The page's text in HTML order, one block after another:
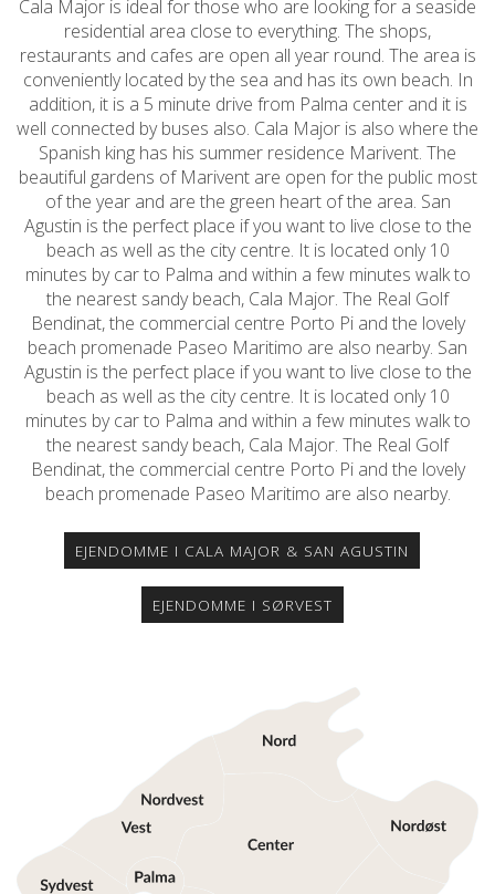
Cala Major is ideal for those who are looking for a seaside
residential area close to everything. The shops,
restaurants and cafes are open all year round. The area is
conveniently located by the sea and has its own beach. In
addition, it is a 5 minute drive from Palma center and it is
well connected by buses also. Cala Major is also where the
Spanish king has his summer residence Marivent. The
beautiful gardens of Marivent are open for the public most
of the year and are the green heart of the area. San
Agustin is the perfect place if you want to live close to the
beach as well as the city centre. It is located only 10
minutes by car to Palma and within a few minutes walk to
the nearest sandy beach, Cala Major. The Real Golf
Bendinat, the commercial centre Porto Pi and the lovely
beach promenade Paseo Maritimo are also nearby. San
Agustin is the perfect place if you want to live close to the
beach as well as the city centre. It is located only 10
minutes by car to Palma and within a few minutes walk to
the nearest sandy beach, Cala Major. The Real Golf
Bendinat, the commercial centre Porto Pi and the lovely
beach promenade Paseo Maritimo are also nearby.
EJENDOMME I CALA MAJOR & SAN AGUSTIN
EJENDOMME I SØRVEST